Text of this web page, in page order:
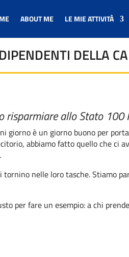
ABOUT ME LE MIE ATTIVITÀ
DELLA
risparmiare allo Stato 100
giorno è un giorno buono per
abbiamo fatto quello che ci
nelle loro tasche. Stiamo
per fare un esempio: a chi